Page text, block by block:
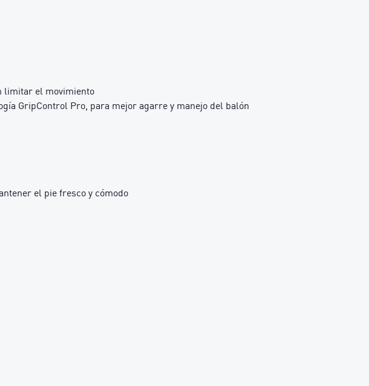
limitar el movimiento
GripControl Pro, para mejor agarre y manejo del balón
el pie fresco y cómodo